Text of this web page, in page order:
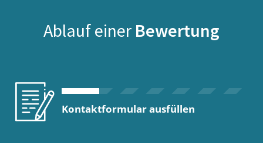
Ablauf einer Bewertung
Kontaktformular ausfüllen